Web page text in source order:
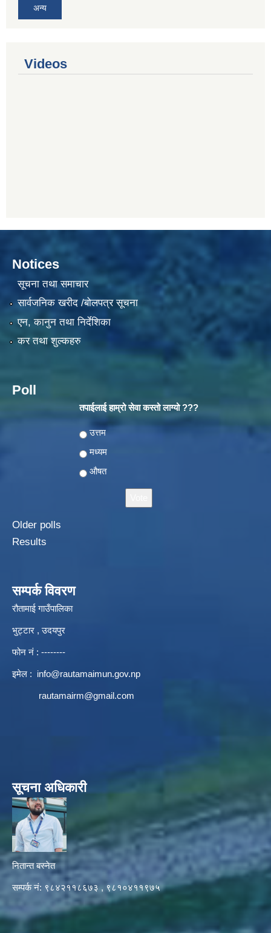
अन्य
Videos
Notices
सूचना तथा समाचार
सार्वजनिक खरीद /बोलपत्र सूचना
एन, कानुन तथा निर्देशिका
कर तथा शुल्कहरु
Poll
तपाईलाई हाम्रो सेवा कस्तो लाग्यो ???
Choices
उत्तम
मध्यम
औषत
Older polls
Results
सम्पर्क विवरण
रौतामाई गाउँपालिका
भुट्टार , उदयपुर
फोन नं : --------
इमेल : info@rautamaimun.gov.np
rautamairm@gmail.com
सूचना अधिकारी
नितान्त बस्नेत
सम्पर्क नं: ९८४२११८६७३ , ९८१०४११९७५